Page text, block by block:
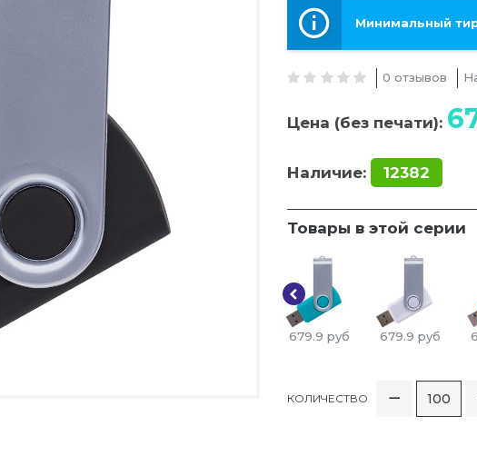
Минимальный
0 отзывов
Цена (без печати):
Наличие: 12382
Товары в этой серии
679.9 руб 679.9 руб
КОЛИЧЕСТВО